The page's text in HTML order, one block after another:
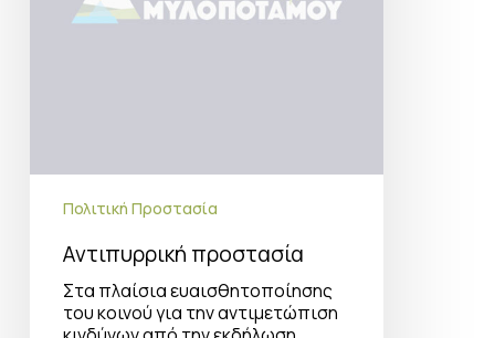
Πολιτική Προστασία
Αντιπυρρική προστασία
Στα πλαίσια ευαισθητοποίησης
του κοινού για την αντιμετώπιση